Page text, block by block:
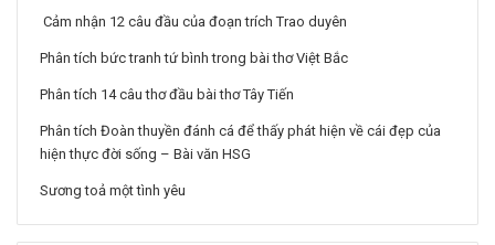
Cảm nhận 12 câu đầu của đoạn trích Trao duyên
Phân tích bức tranh tứ bình trong bài thơ Việt Bắc
Phân tích 14 câu thơ đầu bài thơ Tây Tiến
Phân tích Đoàn thuyền đánh cá để thấy phát hiện về cái đẹp của
hiện thực đời sống – Bài văn HSG
Sương toả một tình yêu